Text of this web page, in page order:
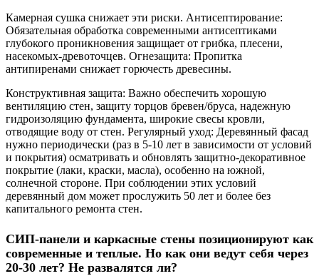
Камерная сушка снижает эти риски. Антисептирование:
Обязательная обработка современными антисептиками
глубокого проникновения защищает от грибка, плесени,
насекомых-древоточцев. Огнезащита: Пропитка
антипиренами снижает горючесть древесины.
Конструктивная защита: Важно обеспечить хорошую
вентиляцию стен, защиту торцов бревен/бруса, надежную
гидроизоляцию фундамента, широкие свесы кровли,
отводящие воду от стен. Регулярный уход: Деревянный фасад
нужно периодически (раз в 5-10 лет в зависимости от условий
и покрытия) осматривать и обновлять защитно-декоративное
покрытие (лаки, краски, масла), особенно на южной,
солнечной стороне. При соблюдении этих условий
деревянный дом может прослужить 50 лет и более без
капитального ремонта стен.
СИП-панели и каркасные стены позиционируют как
современные и теплые. Но как они ведут себя через
20-30 лет? Не развалятся ли?